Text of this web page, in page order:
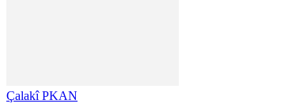
Çalakî PKAN